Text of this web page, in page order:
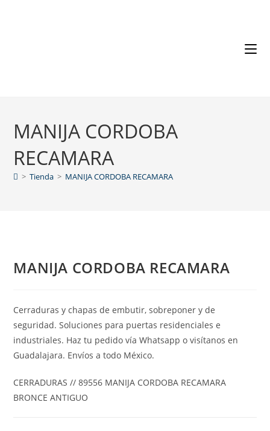
MANIJA CORDOBA
RECAMARA
> Tienda > MANIJA CORDOBA RECAMARA
MANIJA CORDOBA RECAMARA
Cerraduras y chapas de embutir, sobreponer y de
seguridad. Soluciones para puertas residenciales e
industriales. Haz tu pedido vía Whatsapp o visítanos en
Guadalajara. Envíos a todo México.
CERRADURAS // 89556 MANIJA CORDOBA RECAMARA
BRONCE ANTIGUO